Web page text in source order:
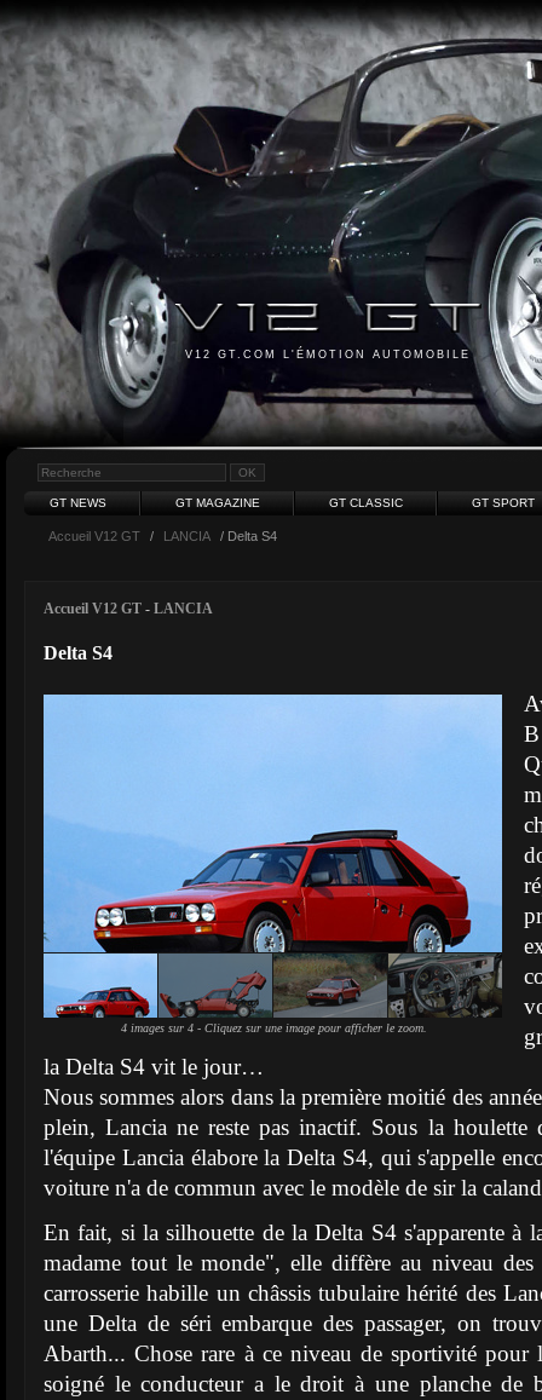
V12 GT.COM L'ÉMOTION AUTOMOBILE
GT NEWS GT MAGAZINE GT CLASSIC GT SPORT
Accueil V12 GT / LANCIA / Delta S4
Accueil V12 GT - LANCIA
Delta S4
4 images sur 4 - Cliquez sur une image pour afficher le zoom.
la Delta S4 vit le jour…
Nous sommes alors dans la première moitié des
plein, Lancia ne reste pas inactif. Sous la houlette
l'équipe Lancia élabore la Delta S4, qui s'appelle
voiture n'a de commun avec le modèle de sir la
En fait, si la silhouette de la Delta S4 s'apparente à
madame tout le monde", elle diffère au niveau
carrosserie habille un châssis tubulaire hérité des
une Delta de séri embarque des passager, on
Abarth... Chose rare à ce niveau de sportivité pour
soigné le conducteur a le droit à une planche de